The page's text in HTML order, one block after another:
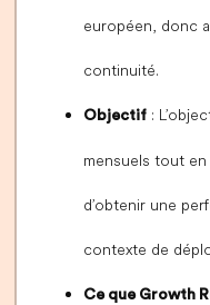
européen, donc
continuité.
Objectif :
mensuels tout en
d’obtenir une
contexte de
Ce que Growth